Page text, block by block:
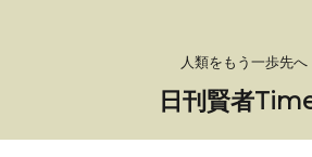
人類をもう一歩先へ
日刊賢者